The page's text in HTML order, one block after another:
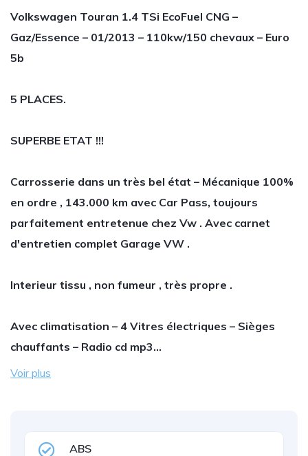
Volkswagen Touran 1.4 TSi EcoFuel CNG –
Gaz/Essence – 01/2013 – 110kw/150 chevaux – Euro
5b
5 PLACES.
SUPERBE ETAT !!!
Carrosserie dans un très bel état – Mécanique 100%
en ordre , 143.000 km avec Car Pass, toujours
parfaitement entretenue chez Vw . Avec carnet
d'entretien complet Garage VW .
Interieur tissu , non fumeur , très propre .
Avec climatisation – 4 Vitres électriques – Sièges
chauffants – Radio cd mp3…
Voir plus
ABS